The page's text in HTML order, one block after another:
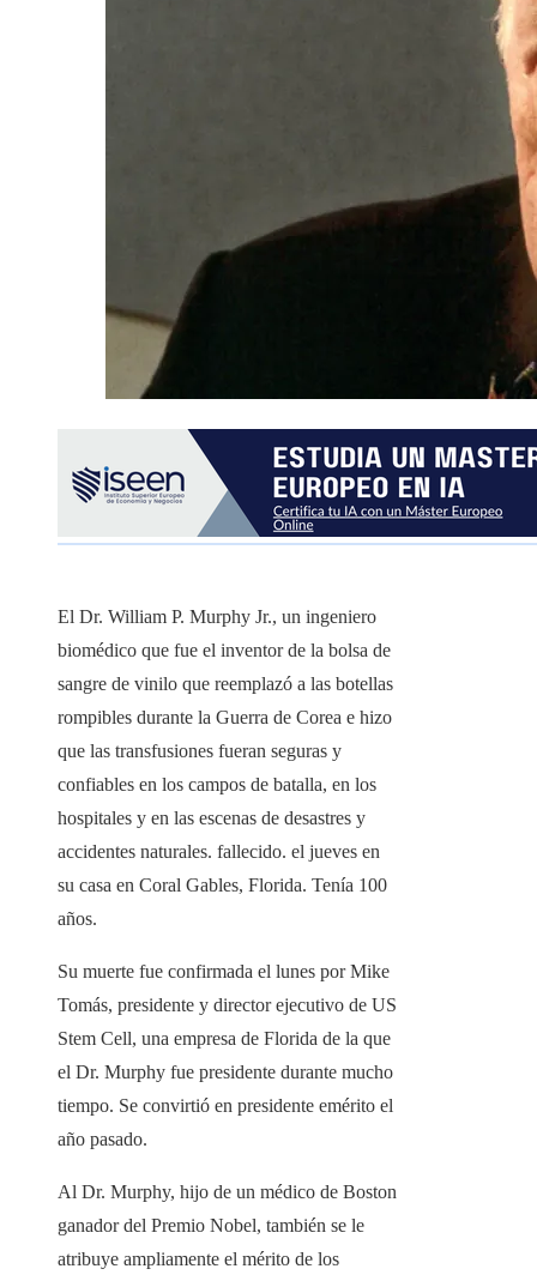
El Dr. William P. Murphy Jr., un ingeniero
biomédico que fue el inventor de la bolsa de
sangre de vinilo que reemplazó a las botellas
rompibles durante la Guerra de Corea e hizo
que las transfusiones fueran seguras y
confiables en los campos de batalla, en los
hospitales y en las escenas de desastres y
accidentes naturales. fallecido. el jueves en
su casa en Coral Gables, Florida. Tenía 100
años.
Su muerte fue confirmada el lunes por Mike
Tomás, presidente y director ejecutivo de US
Stem Cell, una empresa de Florida de la que
el Dr. Murphy fue presidente durante mucho
tiempo. Se convirtió en presidente emérito el
año pasado.
Al Dr. Murphy, hijo de un médico de Boston
ganador del Premio Nobel, también se le
atribuye ampliamente el mérito de los